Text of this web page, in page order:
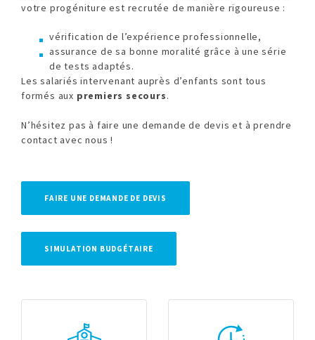
votre progéniture est recrutée de manière rigoureuse :
vérification de l’expérience professionnelle,
assurance de sa bonne moralité grâce à une série
de tests adaptés.
Les salariés intervenant auprès d’enfants sont tous
formés aux premiers secours.
N’hésitez pas à faire une demande de devis et à prendre
contact avec nous !
FAIRE UNE DEMANDE DE DEVIS
SIMULATION BUDGÉTAIRE